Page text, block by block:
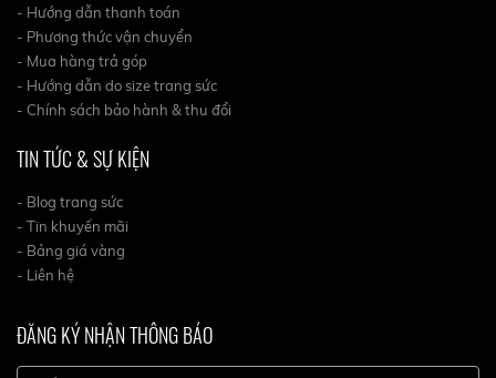
- Hướng dẫn thanh toán
- Phương thức vận chuyển
- Mua hàng trả góp
- Hướng dẫn do size trang sức
- Chính sách bảo hành & thu đổi
TIN TỨC & SỰ KIỆN
- Blog trang sức
- Tin khuyến mãi
- Bảng giá vàng
- Liên hệ
ĐĂNG KÝ NHẬN THÔNG BÁO